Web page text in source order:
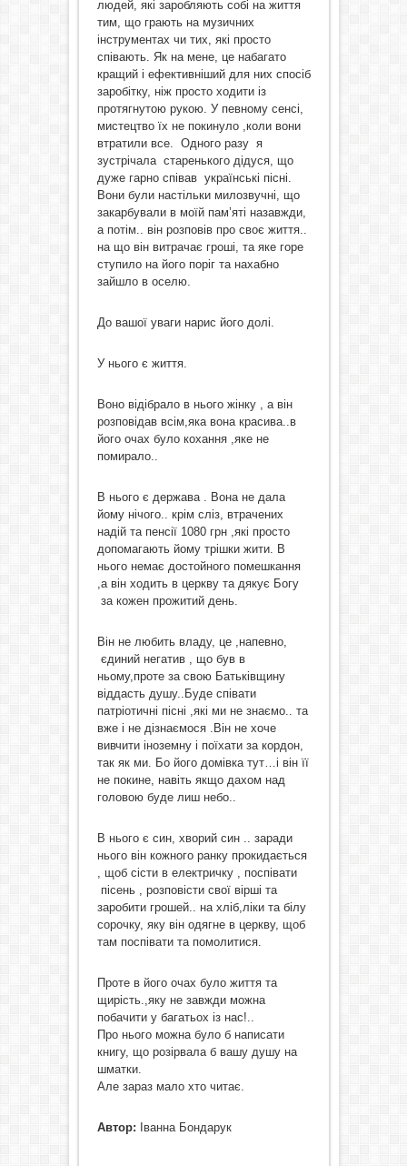
людей, які заробляють собі на життя
тим, що грають на музичних
інструментах чи тих, які просто
співають. Як на мене, це набагато
кращий і ефективніший для них спосіб
заробітку, ніж просто ходити із
протягнутою рукою. У певному сенсі,
мистецтво їх не покинуло ,коли вони
втратили все. Одного разу я
зустрічала старенького дідуся, що
дуже гарно співав українські пісні.
Вони були настільки милозвучні, що
закарбували в моїй пам’яті назавжди,
а потім.. він розповів про своє життя..
на що він витрачає гроші, та яке горе
ступило на його поріг та нахабно
зайшло в оселю.
До вашої уваги нарис його долі.
У нього є життя.
Воно відібрало в нього жінку , а він
розповідав всім,яка вона красива..в
його очах було кохання ,яке не
помирало..
В нього є держава . Вона не дала
йому нічого.. крім сліз, втрачених
надій та пенсії 1080 грн ,які просто
допомагають йому трішки жити. В
нього немає достойного помешкання
,а він ходить в церкву та дякує Богу
за кожен прожитий день.
Він не любить владу, це ,напевно,
єдиний негатив , що був в
ньому,проте за свою Батьківщину
віддасть душу..Буде співати
патріотичні пісні ,які ми не знаємо.. та
вже і не дізнаємося .Він не хоче
вивчити іноземну і поїхати за кордон,
так як ми. Бо його домівка тут…і він її
не покине, навіть якщо дахом над
головою буде лиш небо..
В нього є син, хворий син .. заради
нього він кожного ранку прокидається
, щоб сісти в електричку , поспівати
пісень , розповісти свої вірші та
заробити грошей.. на хліб,ліки та білу
сорочку, яку він одягне в церкву, щоб
там поспівати та помолитися.
Проте в його очах було життя та
щирість.,яку не завжди можна
побачити у багатьох із нас!..
Про нього можна було б написати
книгу, що розірвала б вашу душу на
шматки.
Але зараз мало хто читає.
Автор: Іванна Бондарук